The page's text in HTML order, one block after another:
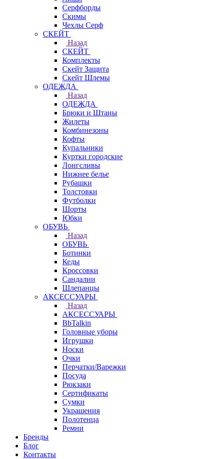
Серфборды
Скимы
Чехлы Cерф
СКЕЙТ
Назад
СКЕЙТ
Комплекты
Скейт Защита
Скейт Шлемы
ОДЕЖДА
Назад
ОДЕЖДА
Брюки и Штаны
Жилеты
Комбинезоны
Кофты
Купальники
Куртки городские
Лонгсливы
Нижнее белье
Рубашки
Толстовки
Футболки
Шорты
Юбки
ОБУВЬ
Назад
ОБУВЬ
Ботинки
Кеды
Кроссовки
Сандалии
Шлепанцы
АКСЕССУАРЫ
Назад
АКСЕССУАРЫ
BbTalkin
Головные уборы
Игрушки
Носки
Очки
Перчатки/Варежки
Посуда
Рюкзаки
Сертификаты
Сумки
Украшения
Полотенца
Ремни
Бренды
Блог
Контакты